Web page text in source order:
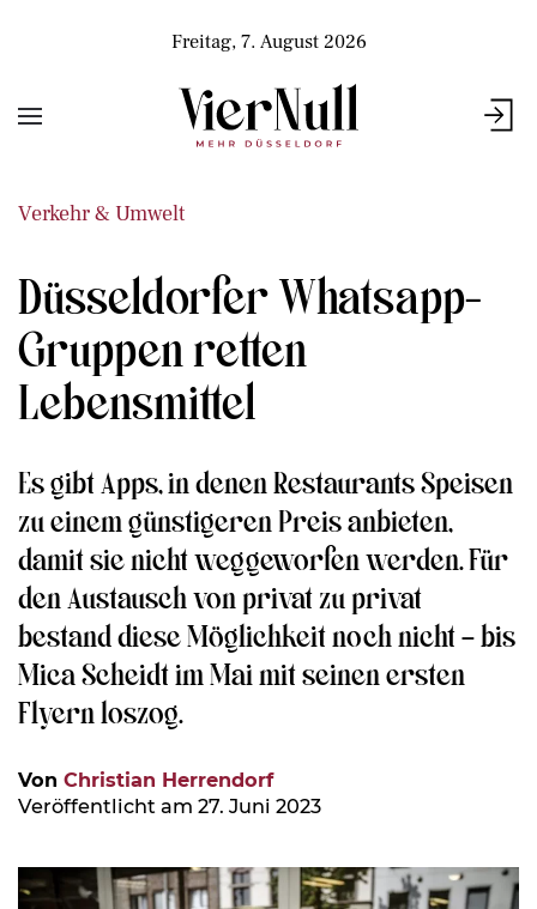
Freitag, 7. August 2026
Verkehr & Umwelt
Düsseldorfer Whatsapp-
Gruppen retten
Lebensmittel
Es gibt Apps, in denen Restaurants Speisen
zu einem günstigeren Preis anbieten,
damit sie nicht weggeworfen werden. Für
den Austausch von privat zu privat
bestand diese Möglichkeit noch nicht – bis
Mica Scheidt im Mai mit seinen ersten
Flyern loszog.
Von Christian Herrendorf
Veröffentlicht am 27. Juni 2023